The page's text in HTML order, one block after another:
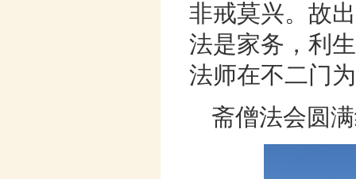
非戒莫兴。故
法是家务，利
法师在不二门
斋僧法会圆